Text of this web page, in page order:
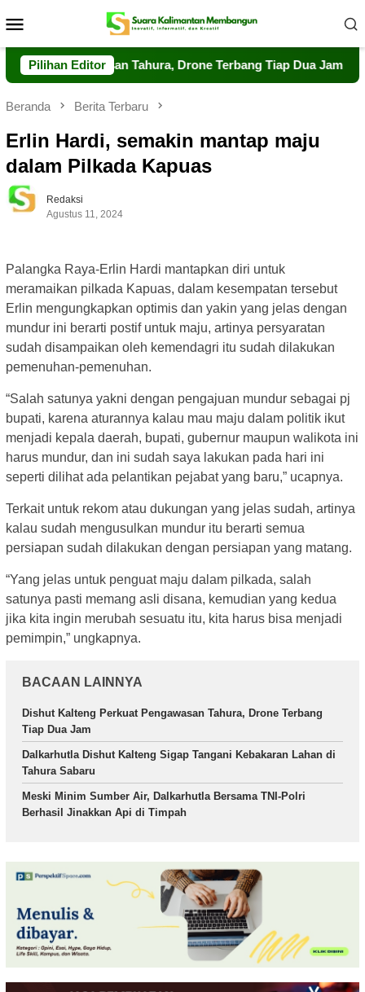
ke
Mobile
Pilihan Editor
Pengawasan Tahura, Drone Terbang Tiap Dua Jam
Beranda Berita Terbaru
Erlin Hardi, semakin mantap maju
dalam Pilkada Kapuas
Redaksi
Agustus 11, 2024
Palangka Raya-Erlin Hardi mantapkan diri untuk
meramaikan pilkada Kapuas, dalam kesempatan tersebut
Erlin mengungkapkan optimis dan yakin yang jelas dengan
mundur ini berarti postif untuk maju, artinya persyaratan
sudah disampaikan oleh kemendagri itu sudah dilakukan
pemenuhan-pemenuhan.
“Salah satunya yakni dengan pengajuan mundur sebagai pj
bupati, karena aturannya kalau mau maju dalam politik ikut
menjadi kepala daerah, bupati, gubernur maupun walikota ini
harus mundur, dan ini sudah saya lakukan pada hari ini
seperti dilihat ada pelantikan pejabat yang baru,” ucapnya.
Terkait untuk rekom atau dukungan yang jelas sudah, artinya
kalau sudah mengusulkan mundur itu berarti semua
persiapan sudah dilakukan dengan persiapan yang matang.
“Yang jelas untuk penguat maju dalam pilkada, salah
satunya pasti memang asli disana, kemudian yang kedua
jika kita ingin merubah sesuatu itu, kita harus bisa menjadi
pemimpin,” ungkapnya.
BACAAN LAINNYA
Dishut Kalteng Perkuat Pengawasan Tahura, Drone Terbang
Tiap Dua Jam
Dalkarhutla Dishut Kalteng Sigap Tangani Kebakaran Lahan di
Tahura Sabaru
Meski Minim Sumber Air, Dalkarhutla Bersama TNI-Polri
Berhasil Jinakkan Api di Timpah